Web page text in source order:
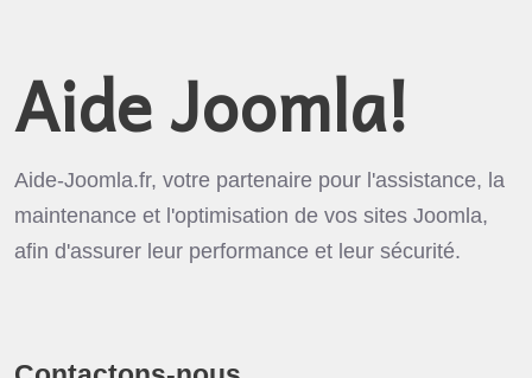
Aide Joomla!
Aide-Joomla.fr, votre partenaire pour l'assistance, la
maintenance et l'optimisation de vos sites Joomla,
afin d'assurer leur performance et leur sécurité.